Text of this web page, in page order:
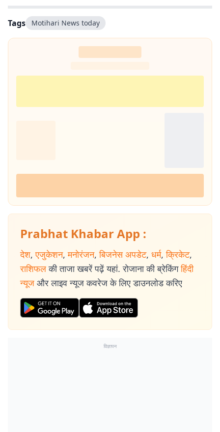
Tags Motihari News today
Prabhat Khabar App :
देश, एजुकेशन, मनोरंजन, बिजनेस अपडेट, धर्म, क्रिकेट,
राशिफल की ताजा खबरें पढ़ें यहां. रोजाना की ब्रेकिंग हिंदी
न्यूज और लाइव न्यूज कवरेज के लिए डाउनलोड करिए
विज्ञापन